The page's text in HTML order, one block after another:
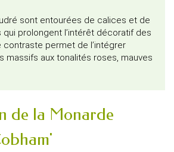
sont entourées de calices et de
prolongent l’intérêt décoratif des
permet de l’intégrer
massifs aux tonalités roses, mauves
de la Monarde